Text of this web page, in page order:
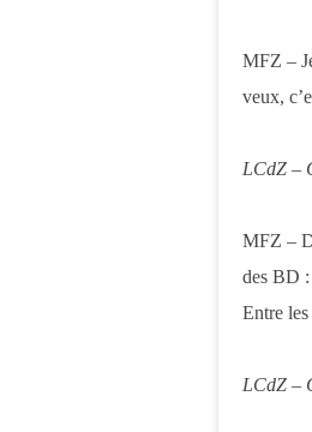
MFZ –
veux,
LCdZ –
MFZ –
des BD
Entre
LCdZ –